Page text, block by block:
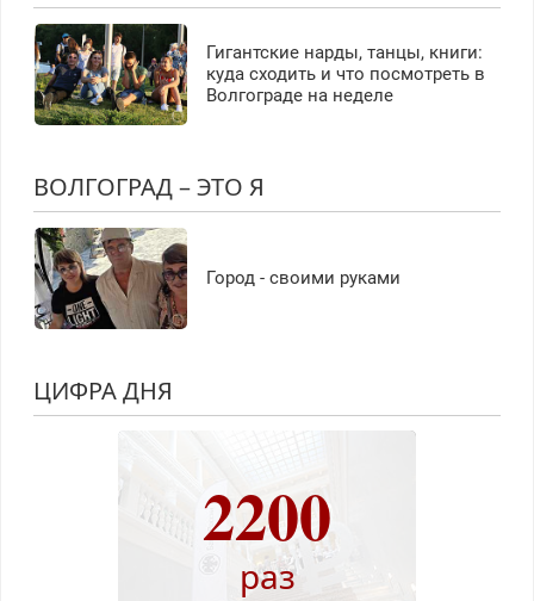
Гигантские нарды, танцы, книги:
куда сходить и что посмотреть в
Волгограде на неделе
ВОЛГОГРАД – ЭТО Я
Город - своими руками
ЦИФРА ДНЯ
2200
раз